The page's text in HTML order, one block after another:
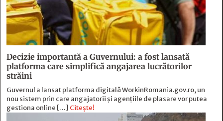
Decizie importantă a Guvernului: a fost lansată
platforma care simplifică angajarea lucrătorilor
străini
Guvernul a lansat platforma digitală WorkinRomania.gov.ro, un
nou sistem prin care angajatorii și agențiile de plasare vor putea
gestiona online […] Citește!